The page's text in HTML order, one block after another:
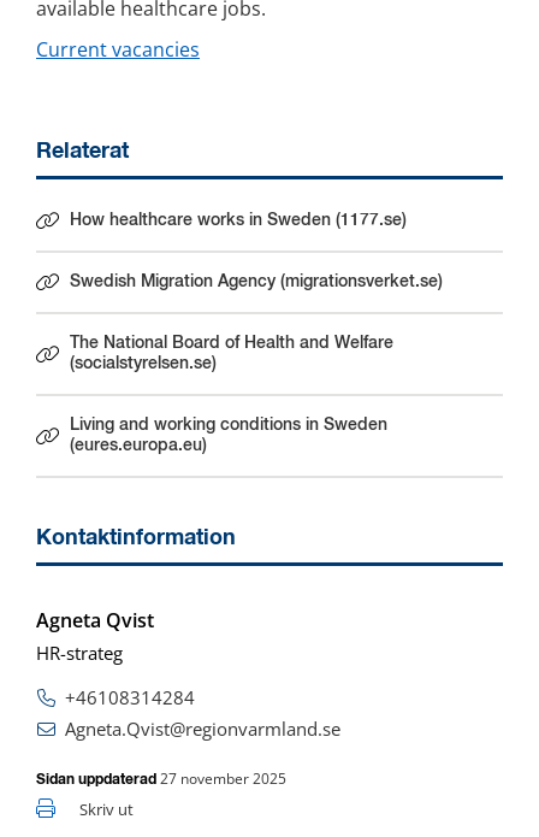
available healthcare jobs.
Current vacancies
Relaterat
How healthcare works in Sweden (1177.se)
Länk till annan webbplats.
Swedish Migration Agency (migrationsverket.se)
Länk till annan webbplats.
The National Board of Health and Welfare
(socialstyrelsen.se)
Länk till annan webbplats.
Living and working conditions in Sweden
(eures.europa.eu)
Länk till annan webbplats.
Kontaktinformation
Agneta Qvist
HR-strateg
+46108314284
Agneta.Qvist@regionvarmland.se
Sidan uppdaterad 27 november 2025
Skriv ut